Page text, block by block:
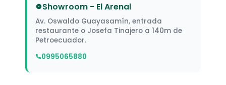
Showroom - El Arenal
Av. Oswaldo Guayasamín, entrada
restaurante o Josefa Tinajero a 140m de
Petroecuador.
0995065880